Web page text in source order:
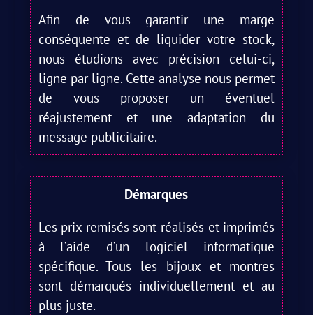
Afin de vous garantir une marge
conséquente et de liquider votre stock,
nous étudions avec précision celui-ci,
ligne par ligne. Cette analyse nous permet
de vous proposer un éventuel
réajustement et une adaptation du
message publicitaire.
Démarques
Les prix remisés sont réalisés et imprimés
à l’aide d’un logiciel informatique
spécifique. Tous les bijoux et montres
sont démarqués individuellement et au
plus juste.